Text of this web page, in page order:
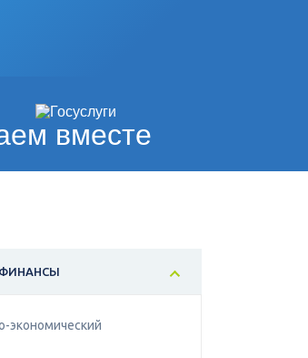
вместе
экономический